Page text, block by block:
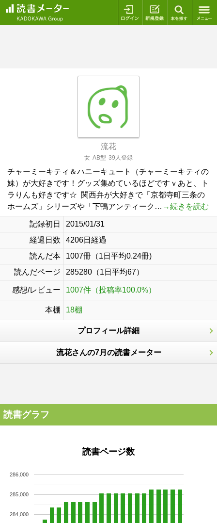
ログイン 新規登録
流花
女 AB型 39人登録
チャーミーキティ＆ハニーキュート（チャーミーキティの
妹）が大好きです！グッズ集めているほどですｖあと、ト
ラりんも好きです☆ ​ 関西弁が大好きで「京都寺町三条の
ホームズ」シリーズや「下鴨アンティーク… →続きを読む
記録初日
2015/01/31
経過日数
4206日経過
読んだ本
1007冊（1日平均0.24冊)
読んだページ
285280（1日平均67）
感想/レビュー 1007件（投稿率100.0%）
本棚 18棚
プロフィール詳細
流花さんの7月の読書メーター
読書グラフ
読書ページ数
284,000
285,000
286,000